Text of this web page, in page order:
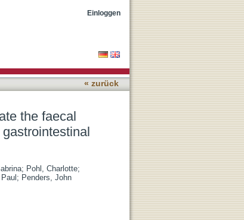
chain fatty
Einloggen
« zurück
the faecal
; Pohl, Charlotte;
; Penders, John